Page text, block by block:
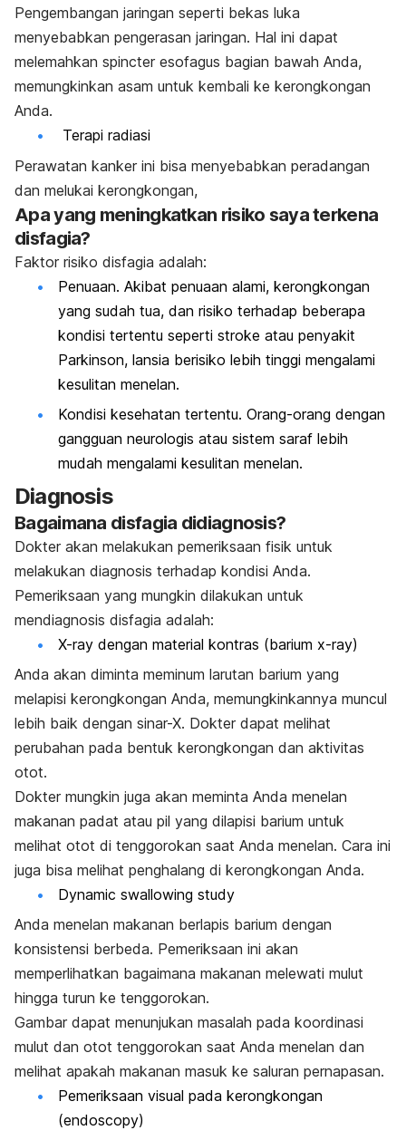
Pengembangan jaringan seperti bekas luka
menyebabkan pengerasan jaringan. Hal ini dapat
melemahkan spincter esofagus bagian bawah Anda,
memungkinkan asam untuk kembali ke kerongkongan
Anda.
Terapi radiasi
Perawatan kanker ini bisa menyebabkan peradangan
dan melukai kerongkongan,
Apa yang meningkatkan risiko saya terkena
disfagia?
Faktor risiko disfagia adalah:
Penuaan. Akibat penuaan alami, kerongkongan
yang sudah tua, dan risiko terhadap beberapa
kondisi tertentu seperti stroke atau penyakit
Parkinson, lansia berisiko lebih tinggi mengalami
kesulitan menelan.
Kondisi kesehatan tertentu. Orang-orang dengan
gangguan neurologis atau sistem saraf lebih
mudah mengalami kesulitan menelan.
Diagnosis
Bagaimana disfagia didiagnosis?
Dokter akan melakukan pemeriksaan fisik untuk
melakukan diagnosis terhadap kondisi Anda.
Pemeriksaan yang mungkin dilakukan untuk
mendiagnosis disfagia adalah:
X-ray dengan material kontras (barium x-ray)
Anda akan diminta meminum larutan barium yang
melapisi kerongkongan Anda, memungkinkannya muncul
lebih baik dengan sinar-X. Dokter dapat melihat
perubahan pada bentuk kerongkongan dan aktivitas
otot.
Dokter mungkin juga akan meminta Anda menelan
makanan padat atau pil yang dilapisi barium untuk
melihat otot di tenggorokan saat Anda menelan. Cara ini
juga bisa melihat penghalang di kerongkongan Anda.
Dynamic swallowing study
Anda menelan makanan berlapis barium dengan
konsistensi berbeda. Pemeriksaan ini akan
memperlihatkan bagaimana makanan melewati mulut
hingga turun ke tenggorokan.
Gambar dapat menunjukan masalah pada koordinasi
mulut dan otot tenggorokan saat Anda menelan dan
melihat apakah makanan masuk ke saluran pernapasan.
Pemeriksaan visual pada kerongkongan
(endoscopy)